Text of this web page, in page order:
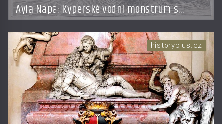
Ayia Napa: Kyperské vodní monstrum s
mírumilovnou povahou
historyplus.cz